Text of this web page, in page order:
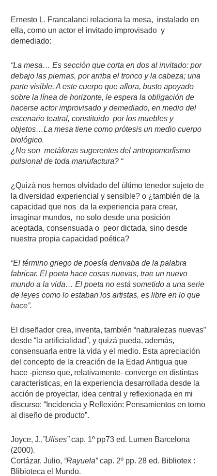
Ernesto L. Francalanci relaciona la mesa, instalado en
ella, como un actor el invitado improvisado y
demediado:
“La mesa… Es sección que corta en dos al invitado: por
debajo las piernas, por arriba el tronco y la cabeza; una
parte visible. A este cuerpo que aflora, busto apoyado
sobre la línea de horizonte, le espera la obligación de
hacerse actor improvisado y demediado, en medio del
escenario teatral, constituido por los muebles y
objetos…La mesa tiene como prótesis un medio cuerpo
biológico.
¿No son metáforas sugerentes del antropomorfismo
pulsional de toda manufactura? “
¿Quizá nos hemos olvidado del último tenedor sujeto de
la diversidad experiencial y sensible? o ¿también de la
capacidad que nos da la experiencia para crear,
imaginar mundos, no solo desde una posición
aceptada, consensuada o peor dictada, sino desde
nuestra propia capacidad poética?
“El término griego de poesía derivaba de la palabra
fabricar. El poeta hace cosas nuevas, trae un nuevo
mundo a la vida… El poeta no está sometido a una serie
de leyes como lo estaban los artistas, es libre en lo que
hace”.
El diseñador crea, inventa, también “naturalezas nuevas”
desde “la artificialidad”, y quizá pueda, además,
consensuarla entre la vida y el medio. Esta apreciación
del concepto de la creación de la Edad Antigua que
hace -pienso que, relativamente- converge en distintas
características, en la experiencia desarrollada desde la
acción de proyectar, idea central y reflexionada en mi
discurso: “Incidencia y Reflexión: Pensamientos en torno
al diseño de producto”.
Joyce, J.,”Ulises”cap. 1º pp73 ed. Lumen Barcelona
(2000).
Cortázar, Julio, “Rayuela”cap. 2º pp. 28 ed. Bibliotex :
Blibioteca el Mundo.